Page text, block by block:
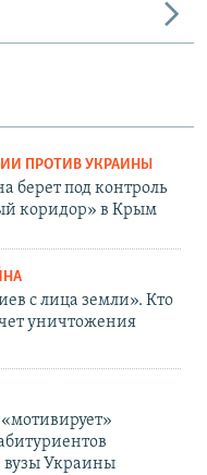
ПРОТИВ УКРАИНЫ
берет под контроль
коридор» в Крым
с лица земли». Кто
уничтожения
вузы Украины